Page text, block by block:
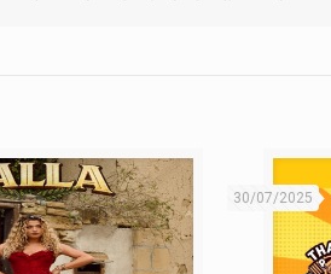
30/07/2025